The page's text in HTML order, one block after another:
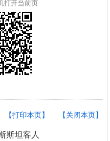
打开当前页
【关闭本页】
【打印本页】
斯坦客人